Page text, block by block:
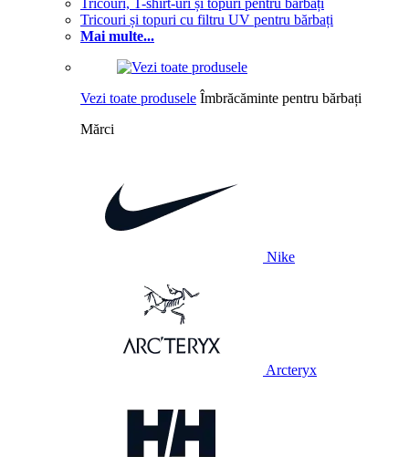
Tricouri, T-shirt-uri și topuri pentru bărbați
Tricouri și topuri cu filtru UV pentru bărbați
Mai multe...
Vezi toate produsele Îmbrăcăminte pentru bărbați
Mărci
Nike
Arcteryx